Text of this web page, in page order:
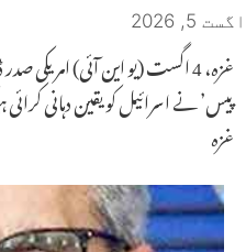
اگست 5, 2026
غزہ، 4 اگست (یو این آئی)
پیس’ نے اسرائیل کو یقین دہانی
غزہ